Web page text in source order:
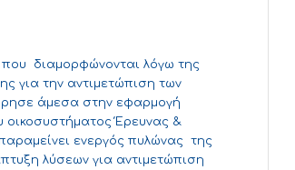
διαμορφώνονται λόγω της
για την αντιμετώπιση των
άμεσα στην εφαρμογή
οικοσυστήματος Έρευνας &
ενεργός πυλώνας της
λύσεων για αντιμετώπιση